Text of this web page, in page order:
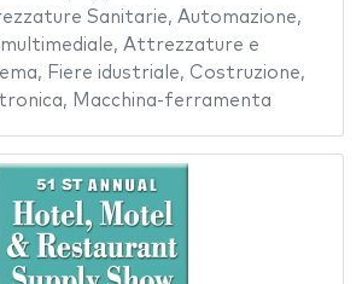
Sanitarie, Automazione,
, Attrezzature e
, Fiere idustriale, Costruzione,
, Macchina-ferramenta